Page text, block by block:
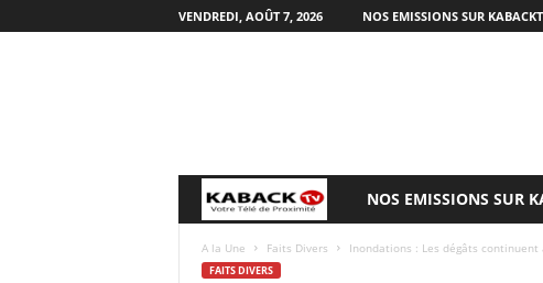
VENDREDI, AOÛT 7, 2026 NOS EMISSIONS SUR
i
NOS EMISSIONS SUR
A la Une Faits Divers Inondations : Les dégâts continuent
FAITS DIVERS